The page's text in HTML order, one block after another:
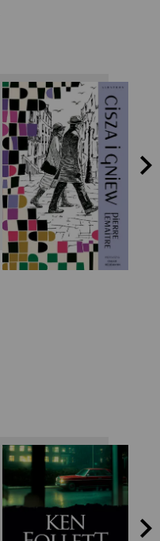
Pierre Lemaitre
Ken Follett